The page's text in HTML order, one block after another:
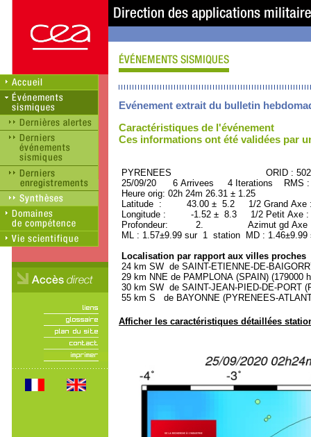
Evénement extrait du bulletin
Caractéristiques de l'événement
Ces informations ont été validées par
PYRENEES ORID :
25/09/20 6 Arrivees 4 Iterations RMS
Heure orig: 02h 24m 26.31 ± 1.25
Latitude : 43.00 ± 5.2 1/2 Grand Axe
Longitude : -1.52 ± 8.3 1/2 Petit Axe
Profondeur: 2. Azimut gd Axe :
ML : 1.57±9.99 sur 1 station MD :
Localisation par rapport aux villes proches
24 km SW de SAINT-ETIENNE-DE-
29 km NNE de PAMPLONA (SPAIN) (179000
30 km SW de SAINT-JEAN-PIED-DE-PORT
55 km S de BAYONNE (PYRENEES-
Afficher les caractéristiques détaillées